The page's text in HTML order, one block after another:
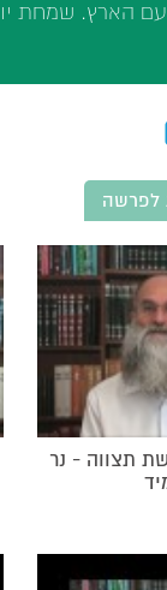
עם הארץ. שמחת
לפרשה
תצווה - נר